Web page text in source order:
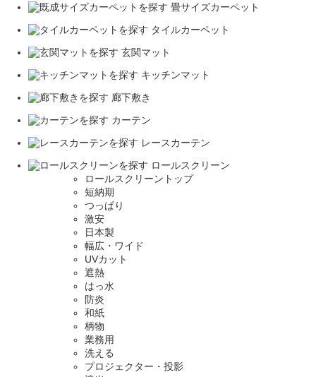
畳サイズカーペット
タイルカーペット
玄関マット
キッチンマット
廊下敷き
カーテン
レースカーテン
ロールスクリーン
ロールスクリーントップ
短納期
つっぱり
激安
日本製
幅広・ワイド
UVカット
遮熱
はっ水
防炎
和紙
柄物
業務用
洗える
プロジェクター・投影